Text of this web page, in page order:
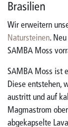
Brasilien
Wir erweitern
Natursteinen.
SAMBA Moss
SAMBA Moss ist
Diese entstehen,
austritt und auf
Magmastrom
abgekapselte